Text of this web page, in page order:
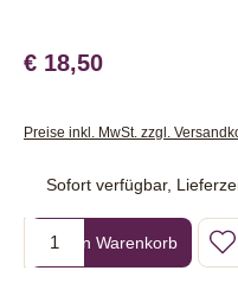
€ 18,50
Preise inkl. MwSt. zzgl.
Sofort verfügbar,
Produkt Anzahl: Gib den
In den Warenkorb